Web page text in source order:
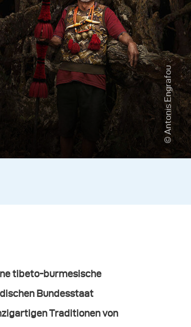
© Antonis Engrafou
tibeto-burmesische
Bundesstaat
Traditionen von